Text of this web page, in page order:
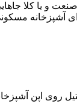
و یا کلا
آشپزخانه
اپن